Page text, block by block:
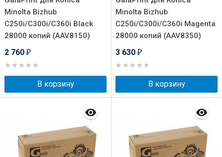
Minolta Bizhub
C250i/C300i/C360i Black
28000 копий (AAV8150)
2 760 ₽
В корзину
Minolta Bizhub
C250i/C300i/C360i Magenta
28000 копий (AAV8350)
3 630 ₽
В корзину